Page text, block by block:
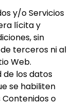
y/o Servicios
lícita y
sin
terceros ni al
Web.
de los datos
se habiliten
o